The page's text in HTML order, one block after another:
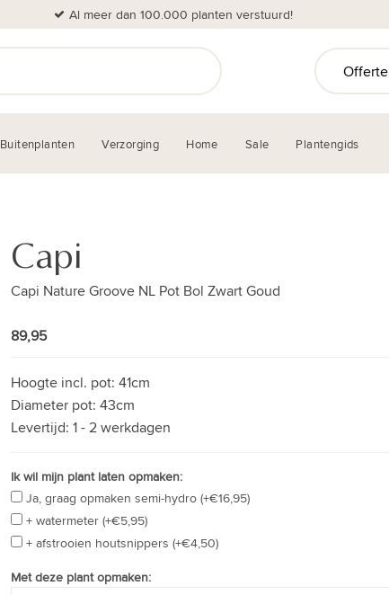
Al meer dan 100.000 planten verstuurd!
Offerte
Buitenplanten Verzorging Home Sale Plantengids
Capi
Capi Nature Groove NL Pot Bol Zwart Goud
89,95
Hoogte incl. pot: 41cm
Diameter pot: 43cm
Levertijd: 1 - 2 werkdagen
Ik wil mijn plant laten opmaken:
Ja, graag opmaken semi-hydro (+€16,95)
+ watermeter (+€5,95)
+ afstrooien houtsnippers (+€4,50)
Met deze plant opmaken: